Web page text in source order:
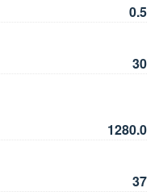
0.5
30
1280.0
37